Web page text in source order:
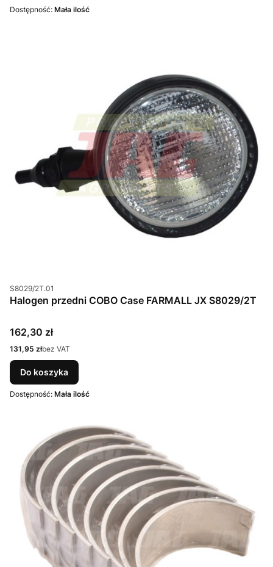
Dostępność: Mała ilość
Kod produktu
S8029/2T.01
Halogen przedni COBO Case FARMALL JX S8029/2T
Cena
162,30 zł
Cena
131,95 złbez VAT
Do koszyka
Dostępność: Mała ilość